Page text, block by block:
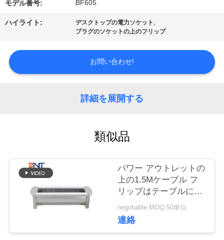
工
旅
管
達
モデル番号: BF605
ハイライト: デスクトップの電力ソケット ,
プラグのソケットの上のフリップ
お問い合わせ!
詳細を展開する
類似品
パワー アウトレットの
上の1.5Mケーブル フ
リップはテーブルによ
って取付けられた電力
ソケットにモーターを
備えた
negotiable MOQ:50単位
連絡